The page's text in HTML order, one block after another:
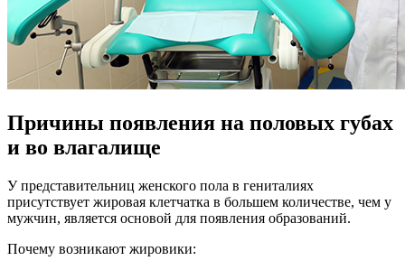
Причины появления на половых губах
и во влагалище
У представительниц женского пола в гениталиях
присутствует жировая клетчатка в большем количестве, чем у
мужчин, является основой для появления образований.
Почему возникают жировики: